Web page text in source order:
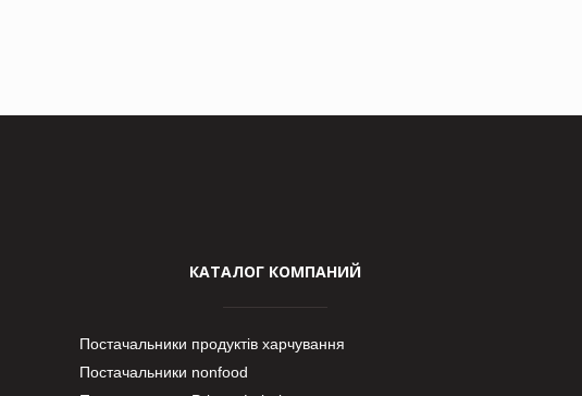
КАТАЛОГ КОМПАНИЙ
Постачальники продуктів харчування
Постачальники nonfood